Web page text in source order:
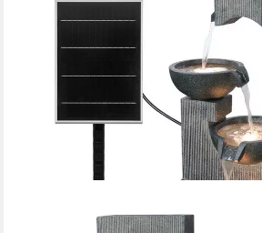
Gartenbrunnen Lorca, mit warmweißer